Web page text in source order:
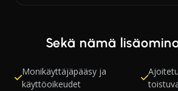
Sekä nämä
Monikäyttäjäpääsy ja
käyttöoikeudet